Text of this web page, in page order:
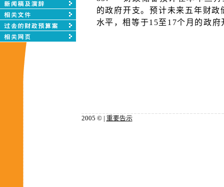
的政府开支。预计未来五年财
水平，相等于15至17个月的政府
2005 © | 重要告示